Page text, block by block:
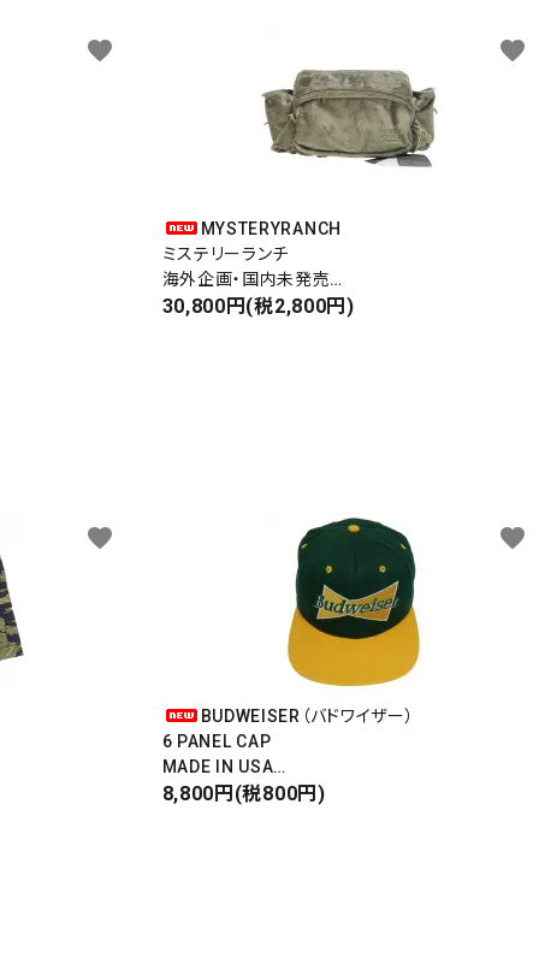
favorite
MYSTERYRANCH
ミステリーランチ
海外企画・国内未発売
WAIST BAG
30,800円(税2,800円)
favorite
favorite
BUDWEISER（バドワイザー）
6 PANEL CAP
MADE IN USA
Front Design
8,800円(税800円)
favorite